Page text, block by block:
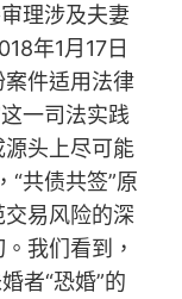
理涉及夫妻
年1月17日
件适用法律
一司法实践
头上尽可能
“共债共签”原
易风险的深
我们看到，
者“恐婚”的